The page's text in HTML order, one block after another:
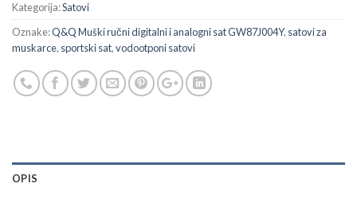
Kategorija:Satovi
Oznake:Q&Q Muški ručni digitalni i analogni sat GW87J004Y, satovi za
muskarce, sportski sat,vodootponi satovi
OPIS